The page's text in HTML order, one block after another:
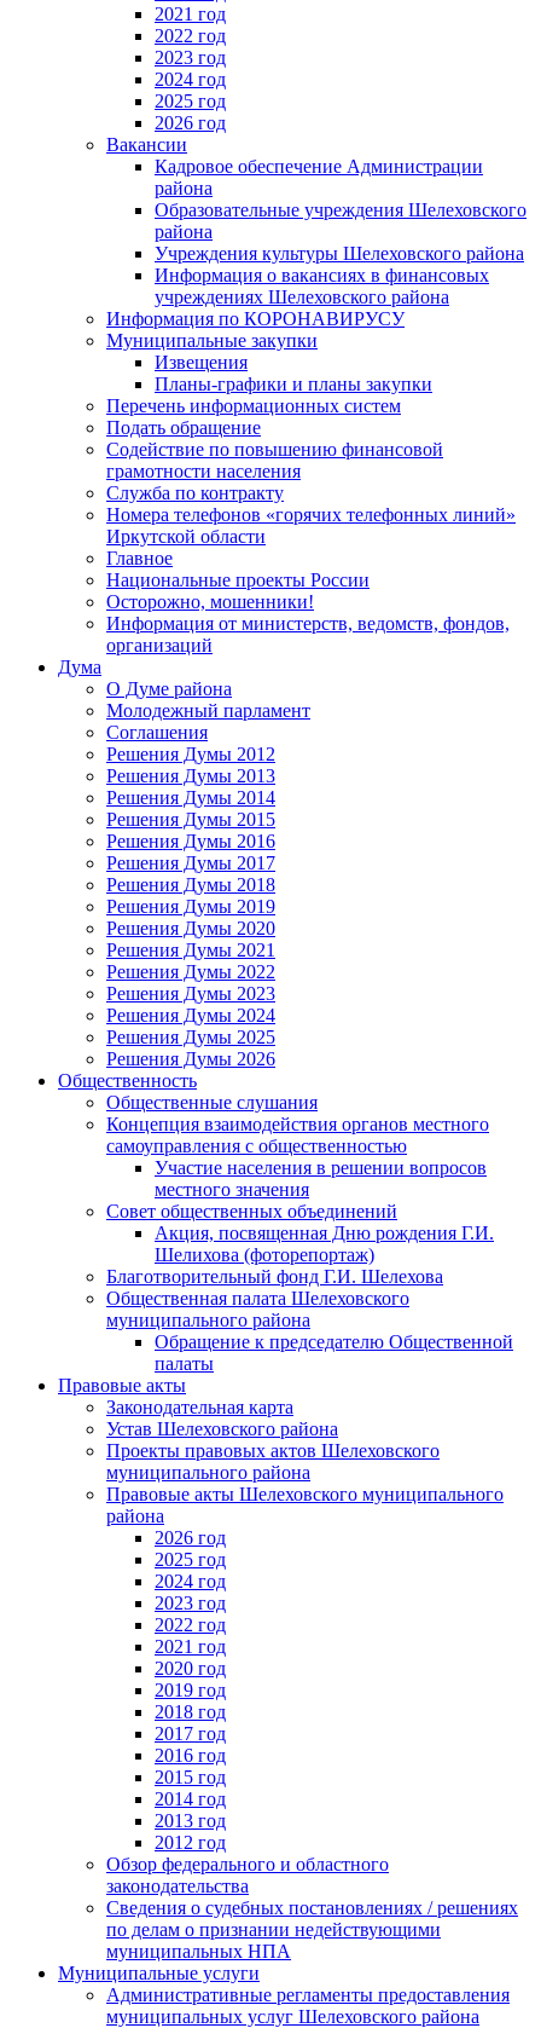
2021 год
2022 год
2023 год
2024 год
2025 год
2026 год
Вакансии
Кадровое обеспечение Администрации
района
Образовательные учреждения Шелеховского
района
Учреждения культуры Шелеховского района
Информация о вакансиях в финансовых
учреждениях Шелеховского района
Информация по КОРОНАВИРУСУ
Муниципальные закупки
Извещения
Планы-графики и планы закупки
Перечень информационных систем
Подать обращение
Содействие по повышению финансовой
грамотности населения
Служба по контракту
Номера телефонов «горячих телефонных линий»
Иркутской области
Главное
Национальные проекты России
Осторожно, мошенники!
Информация от министерств, ведомств, фондов,
организаций
Дума
О Думе района
Молодежный парламент
Соглашения
Решения Думы 2012
Решения Думы 2013
Решения Думы 2014
Решения Думы 2015
Решения Думы 2016
Решения Думы 2017
Решения Думы 2018
Решения Думы 2019
Решения Думы 2020
Решения Думы 2021
Решения Думы 2022
Решения Думы 2023
Решения Думы 2024
Решения Думы 2025
Решения Думы 2026
Общественность
Общественные слушания
Концепция взаимодействия органов местного
самоуправления с общественностью
Участие населения в решении вопросов
местного значения
Совет общественных объединений
Акция, посвященная Дню рождения Г.И.
Шелихова (фоторепортаж)
Благотворительный фонд Г.И. Шелехова
Общественная палата Шелеховского
муниципального района
Обращение к председателю Общественной
палаты
Правовые акты
Законодательная карта
Устав Шелеховского района
Проекты правовых актов Шелеховского
муниципального района
Правовые акты Шелеховского муниципального
района
2026 год
2025 год
2024 год
2023 год
2022 год
2021 год
2020 год
2019 год
2018 год
2017 год
2016 год
2015 год
2014 год
2013 год
2012 год
Обзор федерального и областного
законодательства
Сведения о судебных постановлениях / решениях
по делам о признании недействующими
муниципальных НПА
Муниципальные услуги
Административные регламенты предоставления
муниципальных услуг Шелеховского района